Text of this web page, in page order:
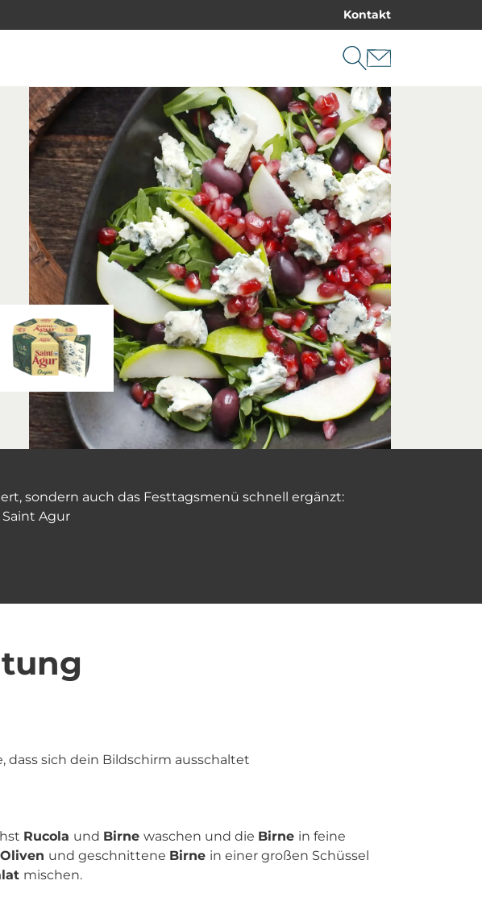
Kontakt
sondern auch das Festtagsmenü schnell ergänzt:
Agur
dass sich dein Bildschirm ausschaltet
Rucola und Birne waschen und die Birne in feine
Oliven und geschnittene Birne in einer großen Schüssel
mischen.